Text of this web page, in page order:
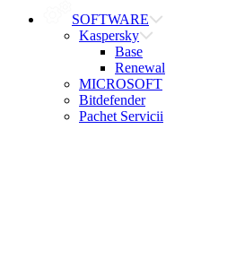
SOFTWARE
Kaspersky
Base
Renewal
MICROSOFT
Bitdefender
Pachet Servicii